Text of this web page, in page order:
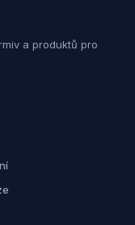
a produktů pro